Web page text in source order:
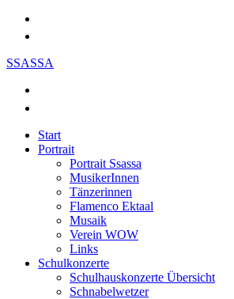
SSASSA
Start
Portrait
Portrait Ssassa
MusikerInnen
Tänzerinnen
Flamenco Ektaal
Musaik
Verein WOW
Links
Schulkonzerte
Schulhauskonzerte Übersicht
Schnabelwetzer